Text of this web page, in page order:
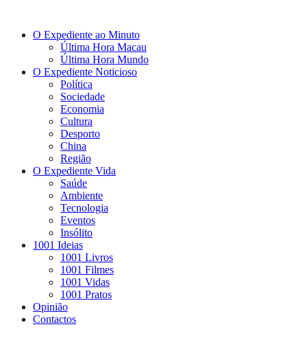
O Expediente ao Minuto
Última Hora Macau
Última Hora Mundo
O Expediente Noticioso
Política
Sociedade
Economia
Cultura
Desporto
China
Região
O Expediente Vida
Saúde
Ambiente
Tecnologia
Eventos
Insólito
1001 Ideias
1001 Livros
1001 Filmes
1001 Vidas
1001 Pratos
Opinião
Contactos